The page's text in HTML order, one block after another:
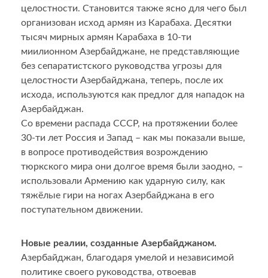
целостности. Становится также ясно для чего был
организован исход армян из Карабаха. Десятки
тысяч мирных армян Карабаха в 10-ти
миилионном Азербайджане, не представляющие
без сепаратистского руководства угрозы для
целостности Азербайджана, теперь, после их
исхода, используются как предлог для нападок на
Азербайджан.
Со времени распада СССР, на протяжении более
30-ти лет Россия и Запад – как мы показали выше,
в вопросе противодействия возрождению
тюркского мира они долгое время были заодно, –
использовали Армению как ударную силу, как
тяжёлые гири на ногах Азербайджана в его
поступательном движении.
Новые реалии, созданные Азербайджаном.
Азербайджан, благодаря умелой и независимой
политике своего руководства, отвоевав